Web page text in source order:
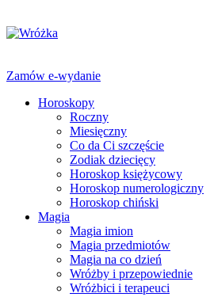
Zamów e-wydanie
Horoskopy
Roczny
Miesięczny
Co da Ci szczęście
Zodiak dziecięcy
Horoskop księżycowy
Horoskop numerologiczny
Horoskop chiński
Magia
Magia imion
Magia przedmiotów
Magia na co dzień
Wróżby i przepowiednie
Wróżbici i terapeuci